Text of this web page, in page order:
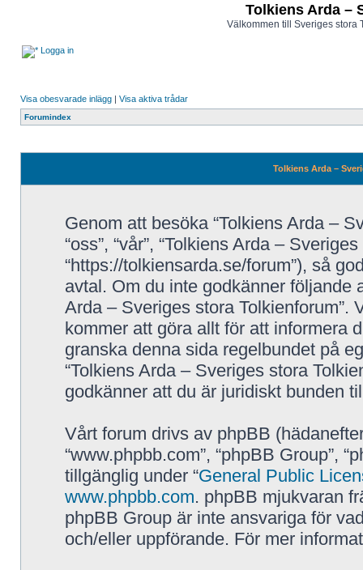
Tolkiens Arda –
Välkommen till Sveriges stora
Logga in
Visa obesvarade inlägg | Visa aktiva trådar
Forumindex
Tolkiens Arda –
Genom att besöka “Tolkiens Arda –
“oss”, “vår”, “Tolkiens Arda –
“https://tolkiensarda.se/forum”), så
avtal. Om du inte godkänner följande
Arda – Sveriges stora Tolkienforum”.
kommer att göra allt för att informera
granska denna sida regelbundet på
“Tolkiens Arda – Sveriges stora
godkänner att du är juridiskt bunden
Vårt forum drivs av phpBB (hädanefter
“www.phpbb.com”, “phpBB Group”,
tillgänglig under “General Public
www.phpbb.com. phpBB mjukvaran
phpBB Group är inte ansvariga för
och/eller uppförande. För mer